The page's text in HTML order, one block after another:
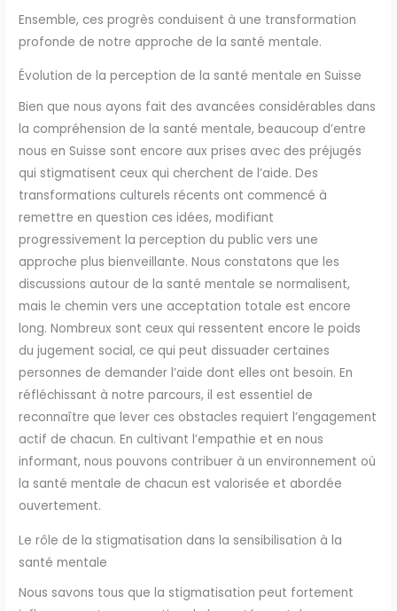
Ensemble, ces progrès conduisent à une transformation
profonde de notre approche de la santé mentale.
Évolution de la perception de la santé mentale en Suisse
Bien que nous ayons fait des avancées considérables dans
la compréhension de la santé mentale, beaucoup d’entre
nous en Suisse sont encore aux prises avec des préjugés
qui stigmatisent ceux qui cherchent de l’aide. Des
transformations culturels récents ont commencé à
remettre en question ces idées, modifiant
progressivement la perception du public vers une
approche plus bienveillante. Nous constatons que les
discussions autour de la santé mentale se normalisent,
mais le chemin vers une acceptation totale est encore
long. Nombreux sont ceux qui ressentent encore le poids
du jugement social, ce qui peut dissuader certaines
personnes de demander l’aide dont elles ont besoin. En
réfléchissant à notre parcours, il est essentiel de
reconnaître que lever ces obstacles requiert l’engagement
actif de chacun. En cultivant l’empathie et en nous
informant, nous pouvons contribuer à un environnement où
la santé mentale de chacun est valorisée et abordée
ouvertement.
Le rôle de la stigmatisation dans la sensibilisation à la
santé mentale
Nous savons tous que la stigmatisation peut fortement